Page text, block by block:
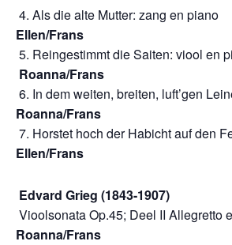
4. Als die alte
Ellen/Frans
5. Reingestimmt die
Roanna/Frans
6. In dem weiten, breiten, luft’gen
Roanna/Frans
7. Horstet hoch der Habicht auf den
Ellen/Frans
Edvard Grieg (1843-1907)
Vioolsonata Op.45; Deel II
Roanna/Frans